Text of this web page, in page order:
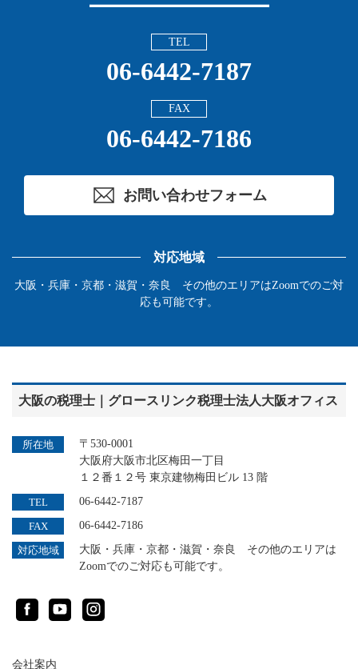
TEL
06-6442-7187
FAX
06-6442-7186
お問い合わせフォーム
対応地域
大阪・兵庫・京都・滋賀・奈良 その他のエリアはZoomでのご対
応も可能です。
大阪の税理士｜グロースリンク税理士法人大阪オフィス
所在地
〒530-0001
大阪府大阪市北区梅田一丁目
１２番１２号 東京建物梅田ビル 13 階
TEL 06-6442-7187
FAX 06-6442-7186
対応地域
大阪・兵庫・京都・滋賀・奈良 その他のエリアは
Zoomでのご対応も可能です。
FacebookYouTubeInstagram
会社案内